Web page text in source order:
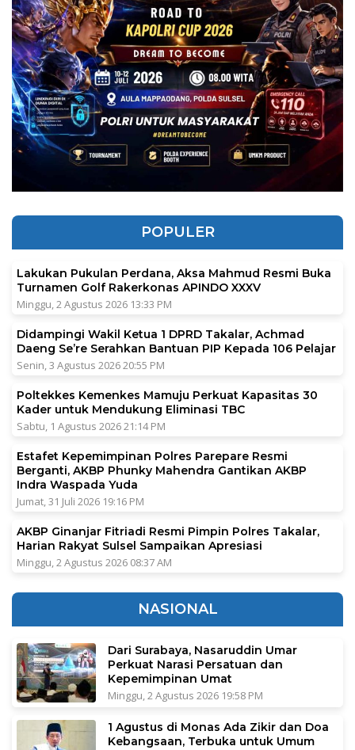
POPULER
Lakukan Pukulan Perdana, Aksa Mahmud Resmi Buka
Turnamen Golf Rakerkonas APINDO XXXV
Minggu, 2 Agustus 2026 13:33 PM
Didampingi Wakil Ketua 1 DPRD Takalar, Achmad
Daeng Se’re Serahkan Bantuan PIP Kepada 106 Pelajar
Senin, 3 Agustus 2026 20:55 PM
Poltekkes Kemenkes Mamuju Perkuat Kapasitas 30
Kader untuk Mendukung Eliminasi TBC
Sabtu, 1 Agustus 2026 21:14 PM
Estafet Kepemimpinan Polres Parepare Resmi
Berganti, AKBP Phunky Mahendra Gantikan AKBP
Indra Waspada Yuda
Jumat, 31 Juli 2026 19:16 PM
AKBP Ginanjar Fitriadi Resmi Pimpin Polres Takalar,
Harian Rakyat Sulsel Sampaikan Apresiasi
Minggu, 2 Agustus 2026 08:37 AM
NASIONAL
Dari Surabaya, Nasaruddin Umar
Perkuat Narasi Persatuan dan
Kepemimpinan Umat
Minggu, 2 Agustus 2026 19:58 PM
1 Agustus di Monas Ada Zikir dan Doa
Kebangsaan, Terbuka untuk Umum